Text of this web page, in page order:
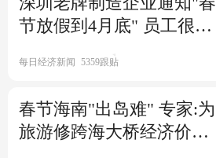
节放假到4月底" 员工很担
每日经济新闻 5359跟贴
春节海南"出岛难" 专家:为
旅游修跨海大桥经济价值